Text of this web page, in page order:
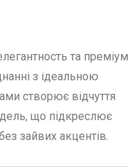
та преміум
з ідеальною
створює відчуття
що підкреслює
зайвих акцентів.